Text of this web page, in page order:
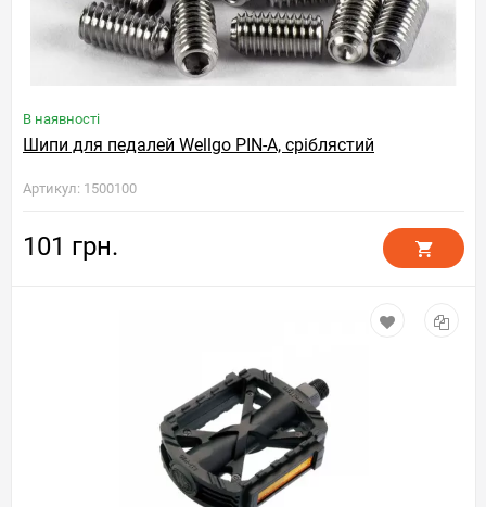
В наявності
Шипи для педалей Wellgo PIN-A, сріблястий
Артикул: 1500100
101 грн.